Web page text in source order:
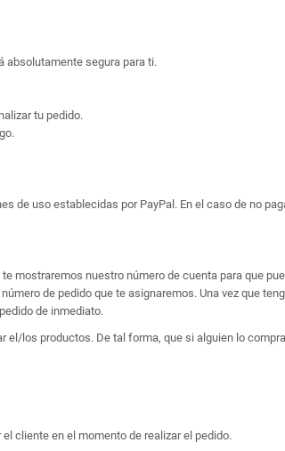
absolutamente segura para ti.
tu pedido.
de uso establecidas por PayPal. En el caso de no
mostraremos nuestro número de cuenta para que
de pedido que te asignaremos. Una vez que
de inmediato.
los productos. De tal forma, que si alguien lo
cliente en el momento de realizar el pedido.